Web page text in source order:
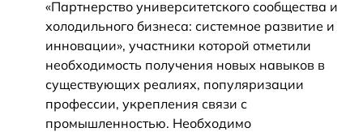
«Партнерство университетского сообщества и
холодильного бизнеса: системное развитие и
инновации», участники которой отметили
необходимость получения новых навыков в
существующих реалиях, популяризации
профессии, укрепления связи с
промышленностью. Необходимо